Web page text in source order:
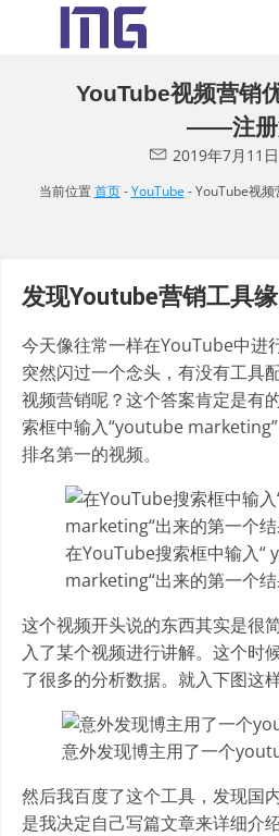
YouTube视频营销
——注册
2019年7月11日
当前位置 首页-YouTube -YouTube视
发现Youtube营销工具
今天像往常一样在YouTube中进
突然闪过一个念头，有没有工具
视频营销呢？这个答案肯定是有
索框中输入“youtube
排名第一的视频。
在YouTube搜索框中输入“
marketing“出来的第一个
这个视频开头说的东西其实是很
入了某个视频进行讲解。这个时
了很多的分析数据。就入下图这样
意外发现博主用了一个
然后我百度了这个工具，发现国
是我决定自己写篇文章来详细介